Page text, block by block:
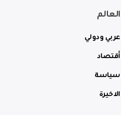
العالم
عربي ودولي
أقتصاد
سياسة
الاخيرة